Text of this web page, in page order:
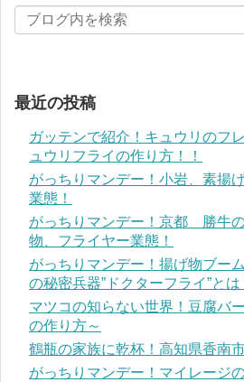
最近の投稿
ガッテンで紹介！キュウリのフ
ュウリフライの作り方！！
がっちりマンデー！小岩、素揚
業態！
がっちりマンデー！京都 勝牛
物、フライヤー業態！
がっちりマンデー！揚げ物ブー
の秘密兵器”ドクターフライ”とは
マツコの知らない世界！豆腐バ
の作り方～
鶴瓶の家族に乾杯！高知県香南
がっちりマンデー！マイレージ